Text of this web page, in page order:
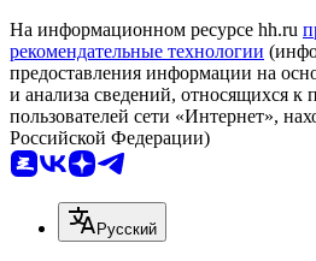
На информационном ресурсе hh.ru
рекомендательные технологии
предоставления информации на
и анализа сведений, относящихся к
пользователей сети «Интернет»,
Российской Федерации)
Русский